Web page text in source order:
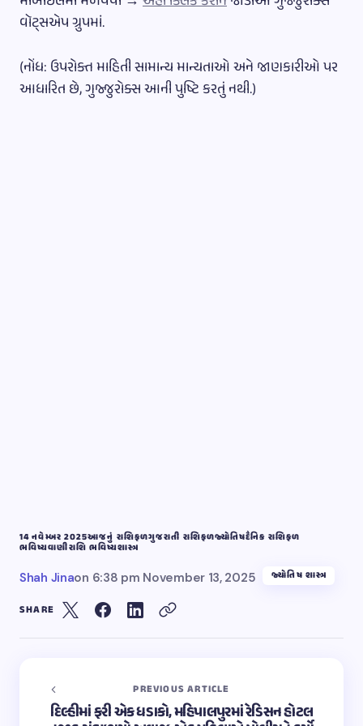
વૉટ્સએપ ગ્રુપમાં.
(નોંધ: ઉપરોક્ત માહિતી સામાન્ય માન્યતાઓ અને જાણકારીઓ પર
આધારિત છે, ગુજ્જુરોક્સ આની પુષ્ટિ કરતું નથી.)
14 નવેમ્બર 2025આજનું રાશિફળગુજરાતી રાશિફળજ્યોતિષદૈનિક રાશિફળ
ભવિષ્યવાણીરાશિ ભવિષ્યશાસ્ત્ર
Shah Jinaon 6:38 pm November 13, 2025 જ્યોતિષ શાસ્ત્ર
SHARE
PREVIOUS ARTICLE
દિલ્હીમાં ફરી એક ધડાકો, મહિપાલપુરમાં રેડિસન હોટલ